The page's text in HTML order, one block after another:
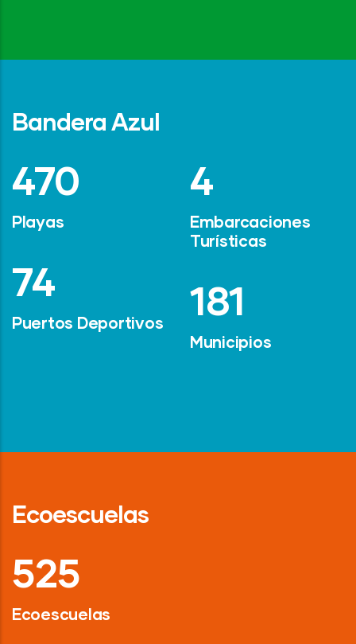
Bandera Azul
642
Playas
101
Puertos Deportivos
6
Embarcaciones
Turísticas
247
Municipios
Ecoescuelas
718
Ecoescuelas